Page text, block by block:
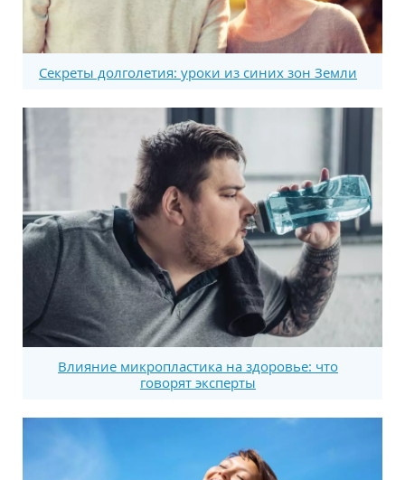
Секреты долголетия: уроки из синих зон Земли
Влияние микропластика на здоровье: что
говорят эксперты